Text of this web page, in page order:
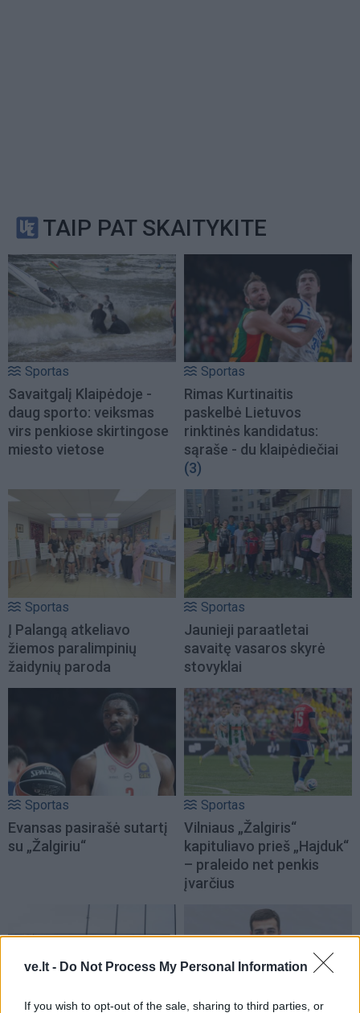
ve.lt - Do Not Process My Personal Information
If you wish to opt-out of the sale, sharing to third parties, or
TAIP PAT SKAITYKITE
Sportas
Savaitgalį Klaipėdoje -
daug sporto: veiksmas
virs penkiose skirtingose
miesto vietose
Sportas
Rimas Kurtinaitis
paskelbė Lietuvos
rinktinės kandidatus:
sąraše - du klaipėdiečiai
(3)
Sportas
Į Palangą atkeliavo
žiemos paralimpinių
žaidynių paroda
Sportas
Jaunieji paraatletai
savaitę vasaros skyrė
stovyklai
Sportas
Evansas pasirašė sutartį
su „Žalgiriu“
Sportas
Vilniaus „Žalgiris“
kapituliavo prieš „Hajduk“
– praleido net penkis
įvarčius